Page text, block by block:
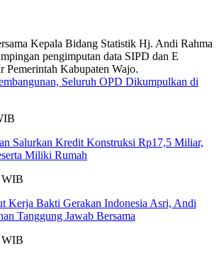
Seluruh OPD Dikumpulkan di
Salurkan Kredit Konstruksi Rp17,5 Miliar,
Miliki Rumah
WIB
Kerja Bakti Gerakan Indonesia Asri, Andi
Tanggung Jawab Bersama
WIB